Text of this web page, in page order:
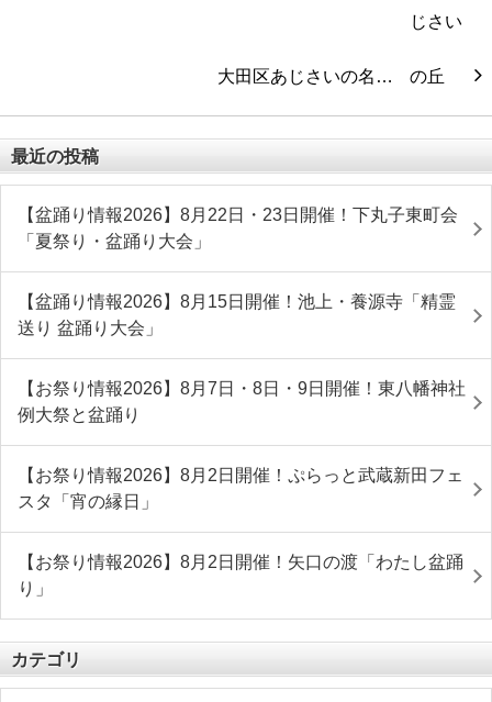
大田区あじさいの名…
最近の投稿
【盆踊り情報2026】8月22日・23日開催！下丸子東町会
「夏祭り・盆踊り大会」
【盆踊り情報2026】8月15日開催！池上・養源寺「精霊
送り 盆踊り大会」
【お祭り情報2026】8月7日・8日・9日開催！東八幡神社
例大祭と盆踊り
【お祭り情報2026】8月2日開催！ぷらっと武蔵新田フェ
スタ「宵の縁日」
【お祭り情報2026】8月2日開催！矢口の渡「わたし盆踊
り」
カテゴリ